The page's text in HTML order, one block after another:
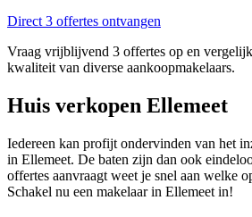
Direct 3 offertes ontvangen
Vraag vrijblijvend 3 offertes op en
kwaliteit van diverse aankoopmakelaars.
Huis verkopen Ellemeet
Iedereen kan profijt ondervinden van het
in Ellemeet. De baten zijn dan ook
offertes aanvraagt weet je snel aan welke
Schakel nu een makelaar in Ellemeet in!